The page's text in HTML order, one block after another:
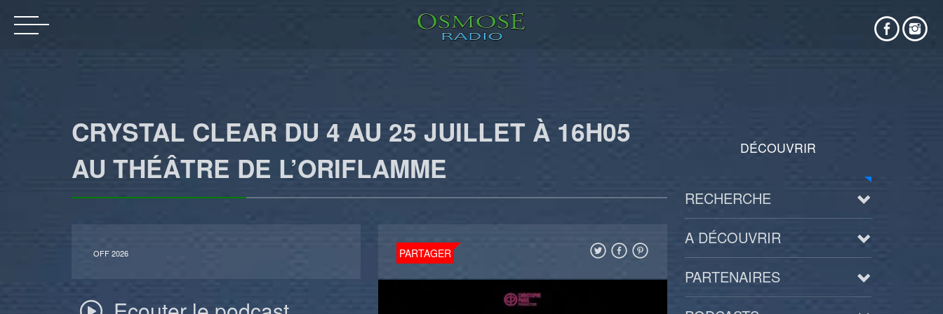
CRYSTAL CLEAR DU 4 AU 25 JUILLET À 16H05
AU THÉÂTRE DE L’ORIFLAMME
OFF 2026 PARTAGER
DÉCOUVRIR
RECHERCHE
A DÉCOUVRIR
PARTENAIRES